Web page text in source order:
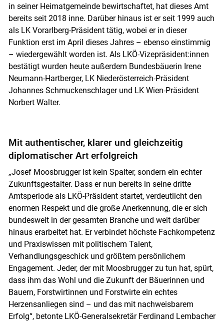
Skip to main content
in seiner Heimatgemeinde bewirtschaftet, hat dieses Amt
bereits seit 2018 inne. Darüber hinaus ist er seit 1999 auch
als LK Vorarlberg-Präsident tätig, wobei er in dieser
Funktion erst im April dieses Jahres – ebenso einstimmig
– wiedergewählt worden ist. Als LKÖ-Vizepräsident:innen
bestätigt wurden heute außerdem Bundesbäuerin Irene
Neumann-Hartberger, LK Niederösterreich-Präsident
Johannes Schmuckenschlager und LK Wien-Präsident
Norbert Walter.
Mit authentischer, klarer und gleichzeitig
diplomatischer Art erfolgreich
„Josef Moosbrugger ist kein Spalter, sondern ein echter
Zukunftsgestalter. Dass er nun bereits in seine dritte
Amtsperiode als LKÖ-Präsident startet, verdeutlicht den
enormen Respekt und die große Anerkennung, die er sich
bundesweit in der gesamten Branche und weit darüber
hinaus erarbeitet hat. Er verbindet höchste Fachkompetenz
und Praxiswissen mit politischem Talent,
Verhandlungsgeschick und größtem persönlichem
Engagement. Jeder, der mit Moosbrugger zu tun hat, spürt,
dass ihm das Wohl und die Zukunft der Bäuerinnen und
Bauern, Forstwirtinnen und Forstwirte ein echtes
Herzensanliegen sind – und das mit nachweisbarem
Erfolg“, betonte LKÖ-Generalsekretär Ferdinand Lembacher